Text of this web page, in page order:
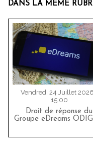
DANS LA MÊME
Vendredi 24 Juillet
15:00
Droit de réponse du
Groupe eDreams